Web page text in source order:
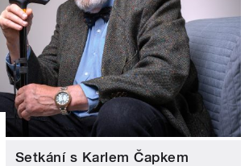
Setkání s Karlem Čapkem